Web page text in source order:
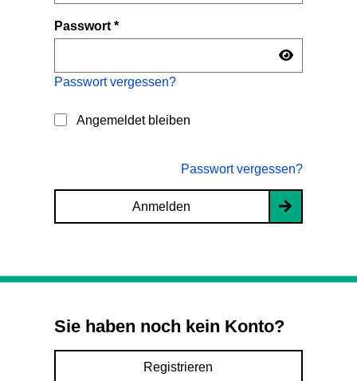
Passwort*
Passwort vergessen?
Angemeldet bleiben
Passwort vergessen?
Anmelden
Sie haben noch kein Konto?
Registrieren